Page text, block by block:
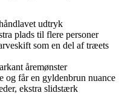
udtryk
plads til flere personer
som en del af træets
åremønster
og får en gyldenbrun nuance
ekstra slidstærk